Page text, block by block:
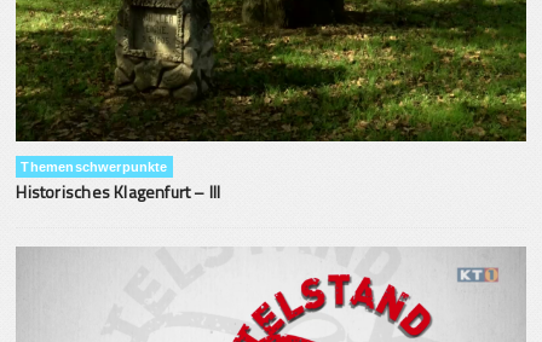
Themenschwerpunkte
Historisches Klagenfurt – III